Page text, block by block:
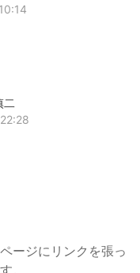
二
ージにリンクを張っ
。